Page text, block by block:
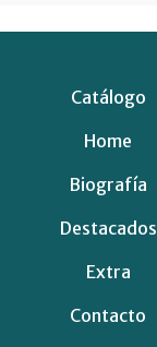
Catálogo
Home
Biografía
Destacados
Extra
Contacto